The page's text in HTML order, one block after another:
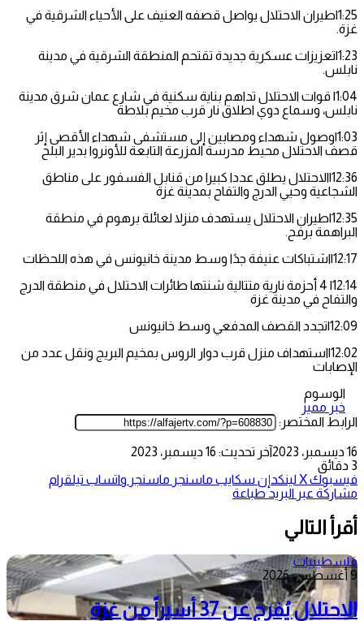
1:25|طيران الاحتلال يواصل قصفه العنيف على الأحياء الشرقية في
غزة.
1:23|تعزيزات عسكرية جديدة تقتحم المنطقة الشرقية في مدينة
نابلس.
1:04| قوات الاحتلال تداهم بناية سكنية في شارع عمان شرق مدينة
نابلس، وسماع دوي اطلاق نار قرب مخيم بلاطة
1:03|وصول شهداء ومصابين إلى مستشفى شهداء الأقصى إثر
قصف الاحتلال محيط مدرسة المزرعة التابعة للأونروا بدير البلح
12:36|الاحتلال يطلق عددا كبيرا من قنابل الفسفور على مناطق
الشجاعية وحيي الدرج والتفاح بمدينة غزة
12:35|طيران الاحتلال يستهدف منزلا لعائلة برهوم في منطقة
البراهمة برفح.
12:17|اشتباكات عنيفة جدًا وسط مدينة خانيونس في هذه اللحظات
12:14| 4 أحزمة نارية متتالية شنتها طائرات الاحتلال في منطقة الدرج
والتفاح في مدينة غزة
12:09|تجدد القصف المدفعي وسط خانيونس
12:02|استهداف منزل قرب دوار الروس بمخيم البريج ونقل عدد من
الإصابات
الوسوم
خبر مميز
الرابط المختصر:
16 ديسمبر، 2023
آخر تحديث: 16 ديسمبر، 2023
3 دقائق
فيسبوك‫Xلينكدإن سكايب ماسنجر ماسنجر واتساب تيلقرام
مشاركة عبر البريد طباعة
أقرأ التالي
فلسطينيات
9 أغسطس، 2026
الاحتلال يُفرج عن 37 أسيراً من غزة